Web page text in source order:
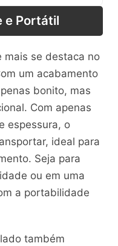
e Portátil
mais se destaca no
um acabamento
bonito, mas
Com apenas
espessura, o
ideal para
Seja para
ou em uma
a portabilidade
também